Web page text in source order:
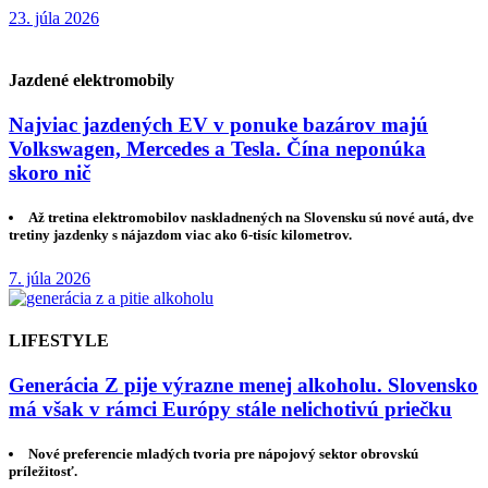
23. júla 2026
Jazdené elektromobily
Najviac jazdených EV v ponuke bazárov majú
Volkswagen, Mercedes a Tesla. Čína neponúka
skoro nič
Až tretina elektromobilov naskladnených na Slovensku sú nové autá, dve
tretiny jazdenky s nájazdom viac ako 6-tisíc kilometrov.
7. júla 2026
LIFESTYLE
Generácia Z pije výrazne menej alkoholu. Slovensko
má však v rámci Európy stále nelichotivú priečku
Nové preferencie mladých tvoria pre nápojový sektor obrovskú
príležitosť.